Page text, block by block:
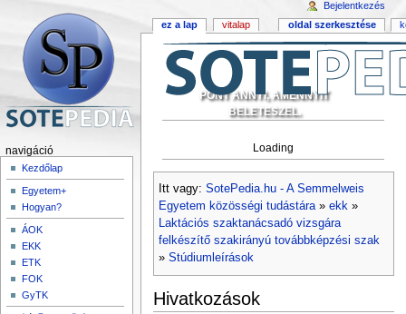
PONT ANNYI, AMENNYIT
BELETESZEL.
Loading
Itt vagy: SotePedia.hu - A Semmelweis
Egyetem közösségi tudástára» ekk»
Laktációs szaktanácsadó vizsgára
felkészítő szakirányú továbbképzési szak
» Stúdiumleírások
Hivatkozások
ez a lap vitalap oldal szerkesztése
Bejelentkezés
navigáció
Kezdőlap
Egyetem+
Hogyan?
ÁOK
EKK
ETK
FOK
GyTK